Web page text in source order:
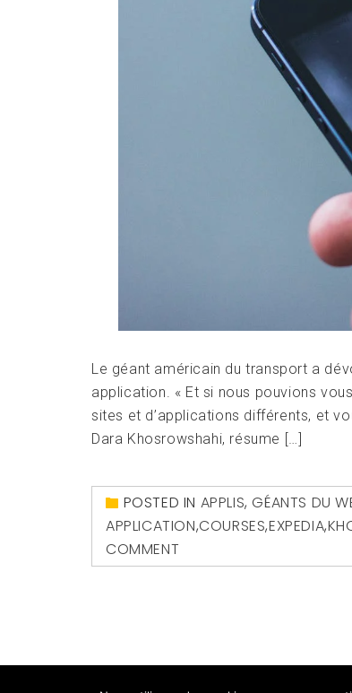
Le géant américain du transport a
application. « Et si nous pouvions
sites et d’applications différents, et
Dara Khosrowshahi, résume […]
POSTED IN APPLIS,GÉANTS DU
APPLICATION,COURSES,EXPEDIA,
COMMENT